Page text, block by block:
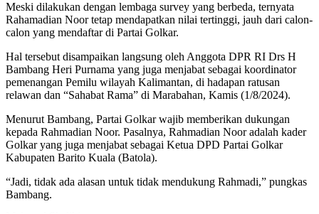
Meski dilakukan dengan lembaga survey yang berbeda, ternyata
Rahamadian Noor tetap mendapatkan nilai tertinggi, jauh dari calon-
calon yang mendaftar di Partai Golkar.
Hal tersebut disampaikan langsung oleh Anggota DPR RI Drs H
Bambang Heri Purnama yang juga menjabat sebagai koordinator
pemenangan Pemilu wilayah Kalimantan, di hadapan ratusan
relawan dan “Sahabat Rama” di Marabahan, Kamis (1/8/2024).
Menurut Bambang, Partai Golkar wajib memberikan dukungan
kepada Rahmadian Noor. Pasalnya, Rahmadian Noor adalah kader
Golkar yang juga menjabat sebagai Ketua DPD Partai Golkar
Kabupaten Barito Kuala (Batola).
“Jadi, tidak ada alasan untuk tidak mendukung Rahmadi,” pungkas
Bambang.